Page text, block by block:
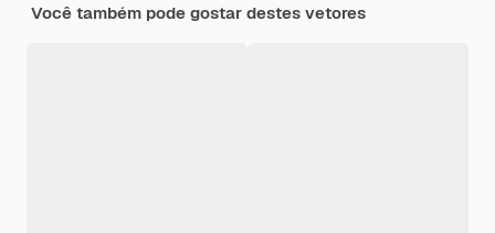
Você também pode gostar destes vetores